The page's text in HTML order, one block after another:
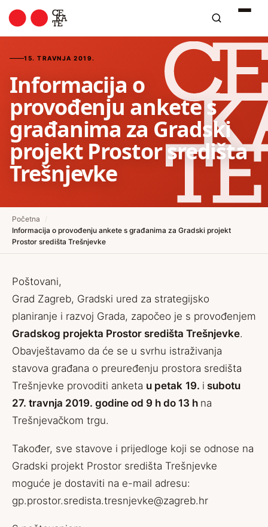
15. TRAVNJA 2019.
Informacija o
provođenju ankete s
građanima za Gradski
projekt Prostor središta
Trešnjevke
Početna
Informacija o provođenju ankete s građanima za Gradski projekt
Prostor središta Trešnjevke
Poštovani,
Grad Zagreb, Gradski ured za strategijsko
planiranje i razvoj Grada, započeo je s provođenjem
Gradskog projekta Prostor središta Trešnjevke.
Obavještavamo da će se u svrhu istraživanja
stavova građana o preuređenju prostora središta
Trešnjevke provoditi anketa u petak 19. i subotu
27. travnja 2019. godine od 9 h do 13 h na
Trešnjevačkom trgu.
Također, sve stavove i prijedloge koji se odnose na
Gradski projekt Prostor središta Trešnjevke
moguće je dostaviti na e-mail adresu:
gp.prostor.sredista.tresnjevke@zagreb.hr